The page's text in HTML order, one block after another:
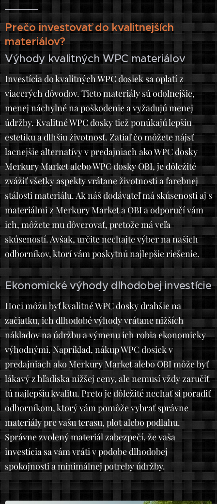
Prečo investovať do kvalitnejších
materiálov?
Výhody kvalitných WPC materiálov
Investícia do kvalitných WPC dosiek sa oplatí z
viacerých dôvodov. Tieto materiály sú odolnejšie,
menej náchylné na poškodenie a vyžadujú menej
údržby. Kvalitné WPC dosky tiež ponúkajú lepšiu
estetiku a dlhšiu životnosť. Zatiaľ čo môžete nájsť
lacnejšie alternatívy v predajniach ako WPC dosky
Merkury Market alebo WPC dosky OBI, je dôležité
zvážiť všetky aspekty vrátane životnosti a farebnej
stálosti materiálu. Ak náš dodávateľ má skúsenosti aj s
materiálmi z Merkury Market a OBI a odporučí vám
ich, môžete mu dôverovať, pretože má veľa
skúseností. Avšak, určite nechajte výber na našich
odborníkov, ktorí vám poskytnú najlepšie riešenie.
Ekonomické výhody dlhodobej investície
Hoci môžu byť kvalitné WPC dosky drahšie na
začiatku, ich dlhodobé výhody vrátane nižších
nákladov na údržbu a výmenu ich robia ekonomicky
výhodnými. Napríklad, nákup WPC dosiek v
predajniach ako Merkury Market alebo OBI môže byť
lákavý z hľadiska nižšej ceny, ale nemusí vždy zaručiť
tú najlepšiu kvalitu. Preto je dôležité nechať si poradiť
odborníkom, ktorý vám pomôže vybrať správne
materiály pre vašu terasu, plot alebo podlahu.
Správne zvolený materiál zabezpečí, že vaša
investícia sa vám vráti v podobe dlhodobej
spokojnosti a minimálnej potreby údržby.